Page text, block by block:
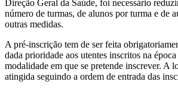
Direção Geral da Saúde, foi necessário
número de turmas, de alunos por turma e de
outras medidas.
A pré-inscrição tem de ser feita
dada prioridade aos utentes inscritos na
modalidade em que se pretende inscrever. A
atingida seguindo a ordem de entrada das